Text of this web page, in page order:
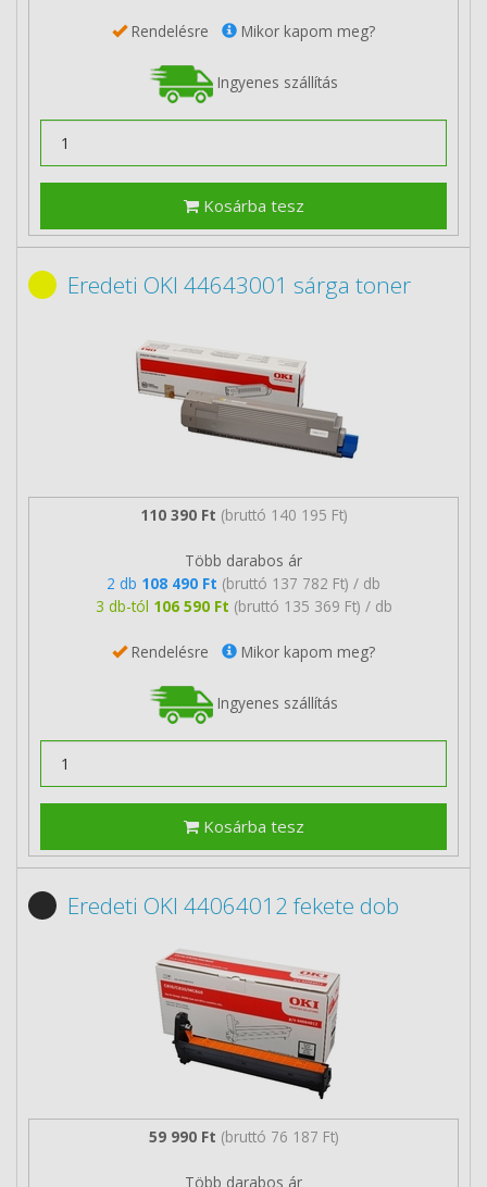
Rendelésre Mikor kapom meg?
Ingyenes szállítás
Kosárba tesz
Eredeti OKI 44643001 sárga toner
110 390 Ft (bruttó 140 195 Ft)
Több darabos ár
2 db 108 490 Ft (bruttó 137 782 Ft) / db
3 db-tól 106 590 Ft (bruttó 135 369 Ft) / db
Rendelésre Mikor kapom meg?
Ingyenes szállítás
Kosárba tesz
Eredeti OKI 44064012 fekete dob
59 990 Ft (bruttó 76 187 Ft)
Több darabos ár